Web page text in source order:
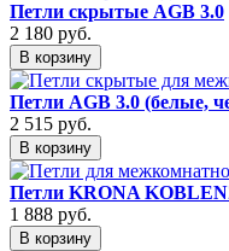
Петли скрытые AGB 3.0
2 180 руб.
В корзину
Петли AGB 3.0 (белые,
2 515 руб.
В корзину
Петли KRONA
1 888 руб.
В корзину